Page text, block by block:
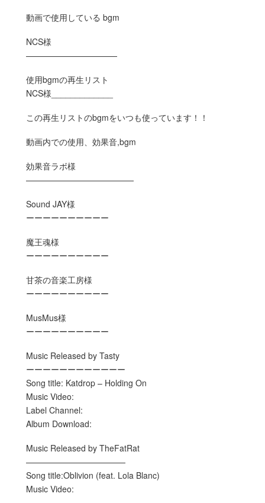
動画で使用している bgm
NCS様
———————————
使用bgmの再生リスト
NCS様_____________
この再生リストのbgmをいつも使っています！！
動画内での使用、効果音,bgm
効果音ラボ様
—————————————
Sound JAY様
ーーーーーーーーーー
魔王魂様
ーーーーーーーーーー
甘茶の音楽工房様
ーーーーーーーーーー
MusMus様
ーーーーーーーーーー
Music Released by Tasty
ーーーーーーーーーーーー
Song title: Katdrop – Holding On
Music Video:
Label Channel:
Album Download:
Music Released by TheFatRat
————————————
Song title:Oblivion (feat. Lola Blanc)
Music Video: